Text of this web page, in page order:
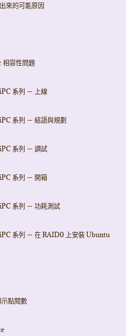
來的可能原因
容性問題
系列 － 上線
系列 － 結語與規劃
系列 － 調試
系列 － 開箱
系列 － 功耗測試
系列 － 在 RAID0 上安裝 Ubuntu
點閱數